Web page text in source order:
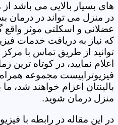
های بسیار بالایی می باشد از
در منزل می تواند در درمان
عضلانی و اسکلتی موثر
که نیاز به دریافت خدمات
توانید از طریق تماس با
اعلام نمایید، در کوتاه
فیزیوتراپیست مجموعه همراه
بالینتان اعزام خواهند شد، ما
منزل درمان شوید.
در این مقاله در رابطه با